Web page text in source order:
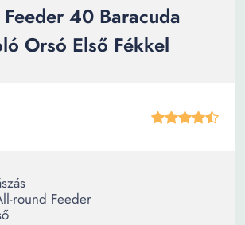
40 Baracuda
Orsó Első Fékkel
round Feeder